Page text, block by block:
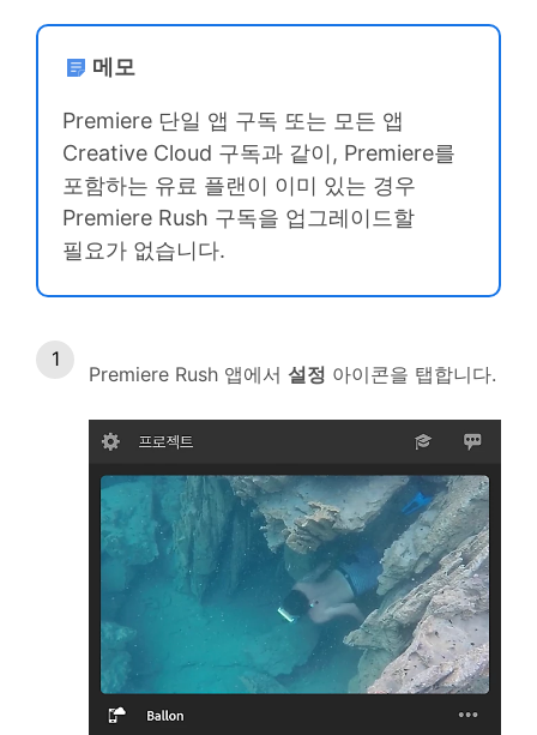
메모
Premiere 단일 앱 구독 또는 모든 앱
Creative Cloud 구독과 같이, Premiere를
포함하는 유료 플랜이 이미 있는 경우
Premiere Rush 구독을 업그레이드할
필요가 없습니다.
Premiere Rush 앱에서 설정 아이콘을 탭합니다.